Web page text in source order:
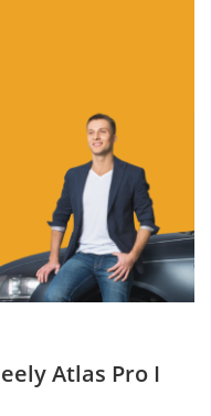
Atlas Pro I